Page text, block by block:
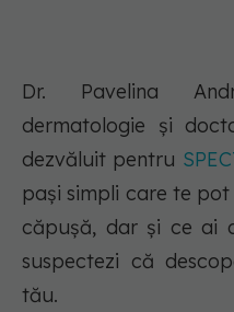
Dr. Pavelina
dermatologie și
dezvăluit pentru
pași simpli care te
căpușă, dar și ce ai
suspectezi că
tău.